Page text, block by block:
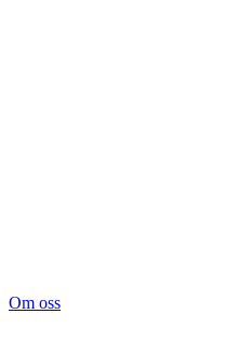
Om oss